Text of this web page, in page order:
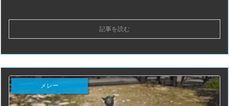
記事を読む
メレー